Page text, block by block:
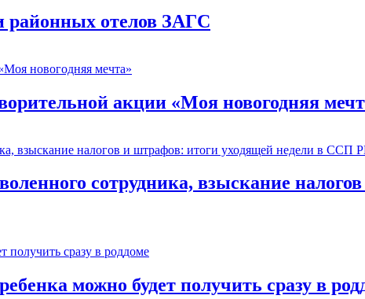
районных отелов ЗАГС
акции «Моя новогодняя
сотрудника, взыскание
можно будет получить сразу в